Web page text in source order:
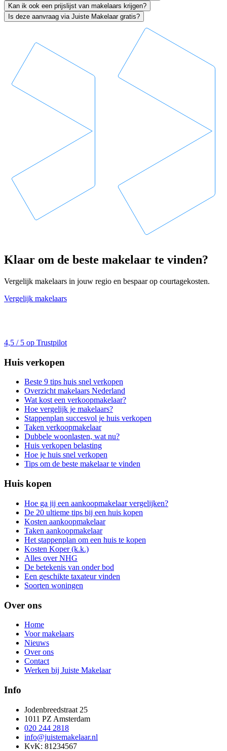
Kan ik ook een prijslijst van makelaars krijgen?
Is deze aanvraag via Juiste Makelaar gratis?
Klaar om de beste makelaar te vinden?
Vergelijk makelaars in jouw regio en bespaar op courtagekosten.
Vergelijk makelaars
4,5 / 5 op Trustpilot
Huis verkopen
Beste 9 tips huis snel verkopen
Overzicht makelaars Nederland
Wat kost een verkoopmakelaar?
Hoe vergelijk je makelaars?
Stappenplan succesvol je huis verkopen
Taken verkoopmakelaar
Dubbele woonlasten, wat nu?
Huis verkopen belasting
Hoe je huis snel verkopen
Tips om de beste makelaar te vinden
Huis kopen
Hoe ga jij een aankoopmakelaar vergelijken?
De 20 ultieme tips bij een huis kopen
Kosten aankoopmakelaar
Taken aankoopmakelaar
Het stappenplan om een huis te kopen
Kosten Koper (k.k.)
Alles over NHG
De betekenis van onder bod
Een geschikte taxateur vinden
Soorten woningen
Over ons
Home
Voor makelaars
Nieuws
Over ons
Contact
Werken bij Juiste Makelaar
Info
Jodenbreedstraat 25
1011 PZ Amsterdam
020 244 2818
info@juistemakelaar.nl
KvK: 81234567